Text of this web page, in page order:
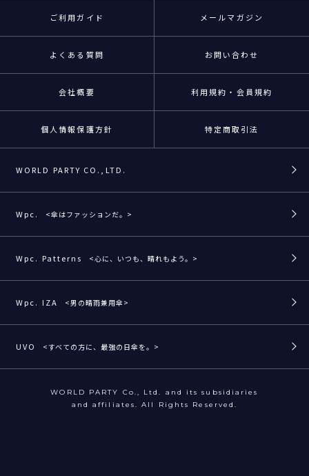
ご利用ガイド メールマガジン
よくある質問 お問い合わせ
会社概要 利用規約・会員規約
個人情報保護方針 特定商取引法
WORLD PARTY CO.,LTD.
Wpc. <傘はファッションだ。>
Wpc. Patterns <心に、いつも、晴れもよう。>
Wpc. IZA <男の晴雨兼用傘>
UVO <すべての方に、最強の日傘を。>
WORLD PARTY Co., Ltd. and its subsidiaries
and affiliates. All Rights Reserved.